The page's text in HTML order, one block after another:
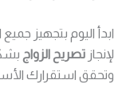
ابدأ اليوم بتجهيز
لإنجاز تصريح الزواج
وتحقق استقرارك